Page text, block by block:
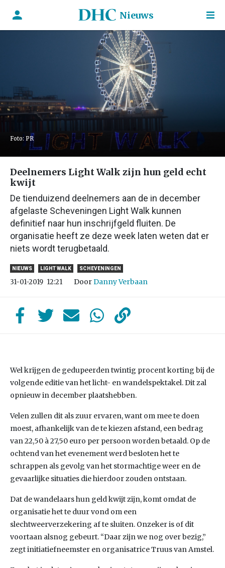
Nieuws
Foto: PR
Deelnemers Light Walk zijn hun geld echt
kwijt
De tienduizend deelnemers aan de in december
afgelaste Scheveningen Light Walk kunnen
definitief naar hun inschrijfgeld fluiten. De
organisatie heeft ze deze week laten weten dat er
niets wordt terugbetaald.
NIEUWS LIGHT WALK SCHEVENINGEN
31-01-2019 12:21 DoorDanny Verbaan
Wel krijgen de gedupeerden twintig procent korting bij de
volgende editie van het licht- en wandelspektakel. Dit zal
opnieuw in december plaatshebben.
Velen zullen dit als zuur ervaren, want om mee te doen
moest, afhankelijk van de te kiezen afstand, een bedrag
van 22,50 à 27,50 euro per persoon worden betaald. Op de
ochtend van het evenement werd besloten het te
schrappen als gevolg van het stormachtige weer en de
gevaarlijke situaties die hierdoor zouden ontstaan.
Dat de wandelaars hun geld kwijt zijn, komt omdat de
organisatie het te duur vond om een
slechtweerverzekering af te sluiten. Onzeker is of dit
voortaan alsnog gebeurt. “Daar zijn we nog over bezig,”
zegt initiatiefneemster en organisatrice Truus van Amstel.